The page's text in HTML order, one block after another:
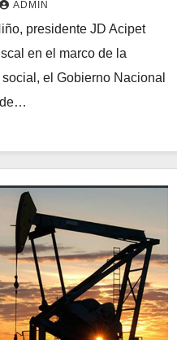
ADMIN
presidente JD Acipet
en el marco de la
el Gobierno Nacional
de…